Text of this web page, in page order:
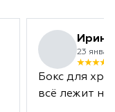
Ирина
23
Бокс для
всё лежит на